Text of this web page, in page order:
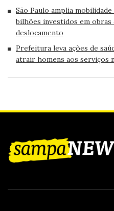
São Paulo amplia mobilidade
bilhões investidos em
deslocamento
Prefeitura leva ações de
atrair homens aos serviços